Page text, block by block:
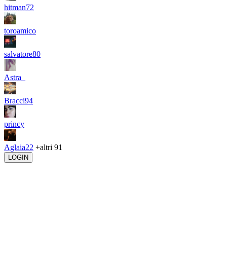
hitman72
toroamico
salvatore80
Astra_
Bracci94
princy
Aglaia22 +altri 91
LOGIN